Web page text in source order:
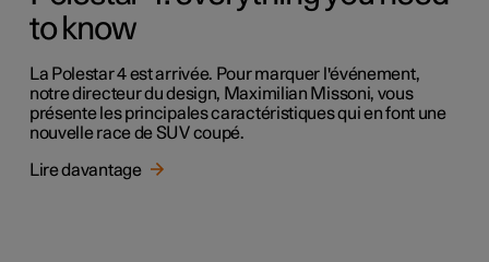
to know
La Polestar 4 est arrivée. Pour marquer l'événement,
notre directeur du design, Maximilian Missoni, vous
présente les principales caractéristiques qui en font une
nouvelle race de SUV coupé.
Lire davantage